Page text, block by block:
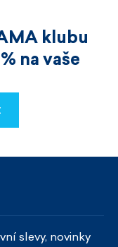
klubu
na vaše
slevy, novinky